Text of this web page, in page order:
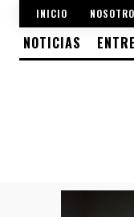
INICIO
NOTICIAS